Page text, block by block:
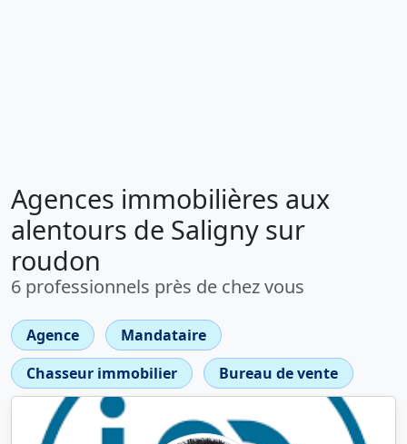
Agences immobilières aux
alentours de Saligny sur
roudon
6 professionnels près de chez vous
Agence
Mandataire
Chasseur immobilier
Bureau de vente